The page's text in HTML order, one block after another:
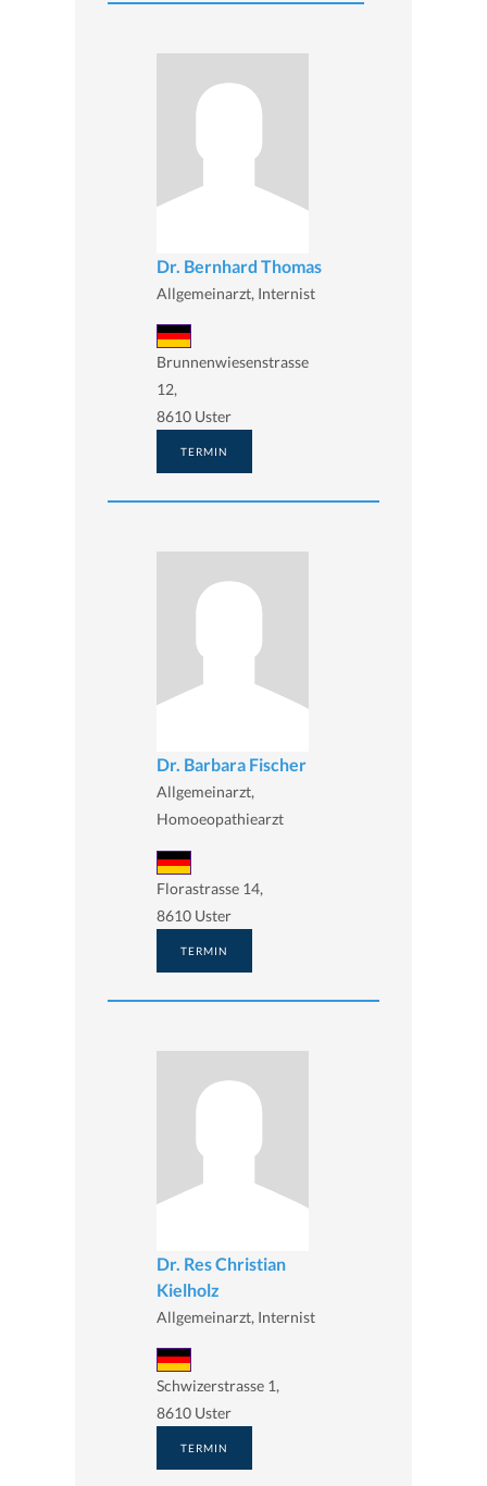
Dr. Bernhard Thomas
Allgemeinarzt, Internist
Brunnenwiesenstrasse
12,
8610 Uster
TERMIN
Dr. Barbara Fischer
Allgemeinarzt,
Homoeopathiearzt
Florastrasse 14,
8610 Uster
TERMIN
Dr. Res Christian
Kielholz
Allgemeinarzt, Internist
Schwizerstrasse 1,
8610 Uster
TERMIN